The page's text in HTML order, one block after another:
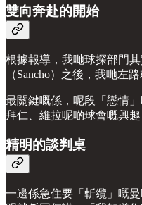
雙向奔赴的開始
根據報導，我哋球探部門
（Sancho）之後，我哋左
最關鍵嘅係，呢段「戀情
拜仁、維拉呢啲球會嘅興
精明的談判桌
一邊係急住要「斬纜」嘅